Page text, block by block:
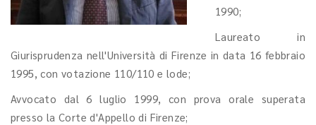
1990;
Laureato in
Giurisprudenza nell'Università di Firenze in data 16 febbraio
1995, con votazione 110/110 e lode;
Avvocato dal 6 luglio 1999, con prova orale superata
presso la Corte d'Appello di Firenze;